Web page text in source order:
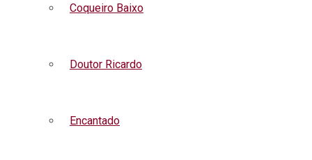
Coqueiro Baixo
Doutor Ricardo
Encantado